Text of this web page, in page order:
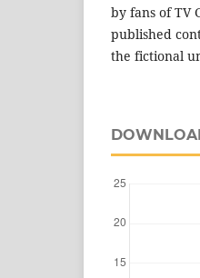
by fans of TV
published
the fictional